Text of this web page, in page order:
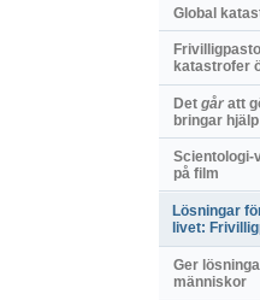
Global
katastrofer
Det går att
bringar
Scientologi-
på film
Lösningar
livet:
Ger
människor